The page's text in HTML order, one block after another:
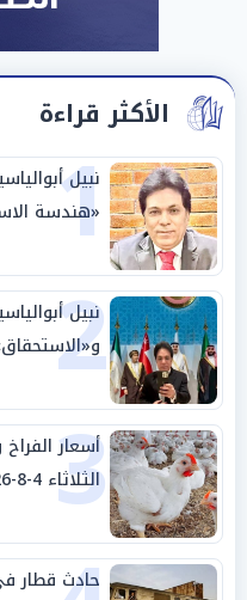
الأكثر قراءة
1
نبيل
«هندسة
بالوطن»
2
نبيل
الجامعة العربية
3
أسعار
الثلاثاء 4-8-2026
حادث قطار